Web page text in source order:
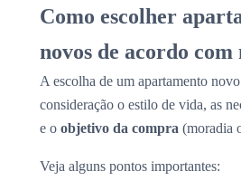
Como escolher
novos de acordo
A escolha de um apartamento
consideração o estilo de vida, as
e o objetivo da compra (moradia
Veja alguns pontos importantes: